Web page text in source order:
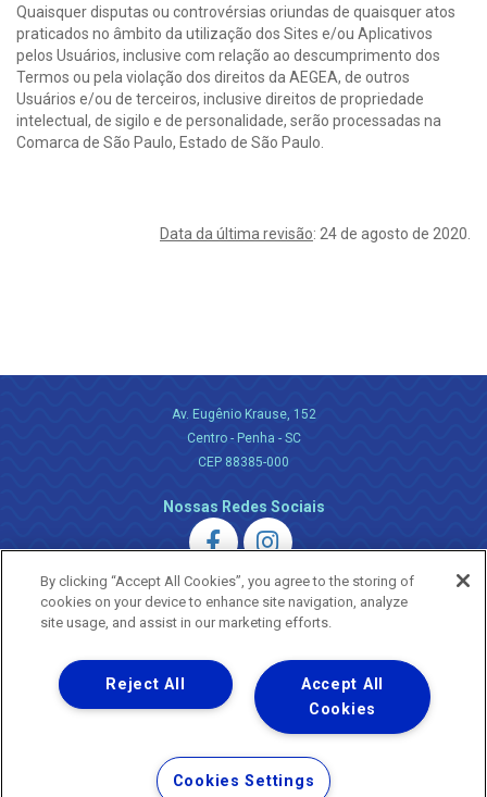
Quaisquer disputas ou controvérsias oriundas de quaisquer atos
praticados no âmbito da utilização dos Sites e/ou Aplicativos
pelos Usuários, inclusive com relação ao descumprimento dos
Termos ou pela violação dos direitos da AEGEA, de outros
Usuários e/ou de terceiros, inclusive direitos de propriedade
intelectual, de sigilo e de personalidade, serão processadas na
Comarca de São Paulo, Estado de São Paulo.
Data da última revisão: 24 de agosto de 2020.
Av. Eugênio Krause, 152
Centro - Penha - SC
CEP 88385-000
Nossas Redes Sociais
Copyright ® 2026 - Todos os Direitos Reservados.
Nossa natureza movimenta a vida
Política de Privacidade e Proteção de Dados
By clicking “Accept All Cookies”, you agree to the storing of
cookies on your device to enhance site navigation, analyze
site usage, and assist in our marketing efforts.
Accept All
Cookies
Reject All
Cookies Settings